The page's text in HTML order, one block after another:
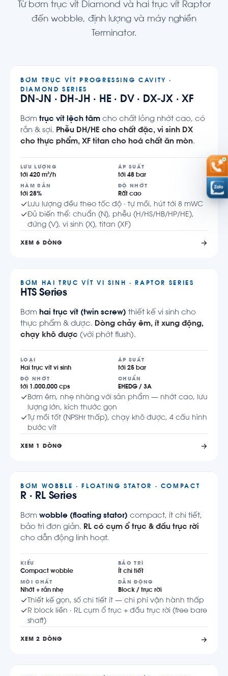
Từ bơm trục vít Diamond và hai trục vít Raptor
đến wobble, định lượng và máy nghiền
Terminator.
BƠM TRỤC VÍT PROGRESSING CAVITY ·
DIAMOND SERIES
DN-JN · DH-JH · HE · DV · DX-JX · XF
Bơm trục vít lệch tâm cho chất lỏng nhớt cao, có
rắn & sợi. Phễu DH/HE cho chất đặc, vi sinh DX
cho thực phẩm, XF titan cho hoá chất ăn mòn.
LƯU LƯỢNG
tới 420 m³/h
ÁP SUẤT
tới 48 bar
HÀM RẮN
tới 28%
ĐỘ NHỚT
Rất cao
Lưu lượng đều theo tốc độ · tự mồi, hút tới 8 mWC
Đủ biến thể: chuẩn (N), phễu (H/HS/HB/HP/HE),
đứng (V), vi sinh (X), titan (XF)
XEM 6 DÒNG
BƠM HAI TRỤC VÍT VI SINH · RAPTOR SERIES
HTS Series
Bơm hai trục vít (twin screw) thiết kế vi sinh cho
thực phẩm & dược. Dòng chảy êm, ít xung động,
chạy khô được (với phớt flush).
LOẠI
Hai trục vít vi sinh
ÁP SUẤT
tới 25 bar
ĐỘ NHỚT
tới 1.000.000 cps
CHUẨN
EHEDG / 3A
Bơm êm, nhẹ nhàng với sản phẩm — nhớt cao, lưu
lượng lớn, kích thước gọn
Tự mồi tốt (NPSHr thấp), chạy khô được, 4 cấu hình
bước vít
XEM 1 DÒNG
BƠM WOBBLE · FLOATING STATOR · COMPACT
R · RL Series
Bơm wobble (floating stator) compact, ít chi tiết,
bảo trì đơn giản. RL có cụm ổ trục & đầu trục rời
cho dẫn động linh hoạt.
KIỂU
Compact wobble
BẢO TRÌ
Ít chi tiết
MÔI CHẤT
Nhớt + rắn nhẹ
DẪN ĐỘNG
Block / trục rời
Thiết kế gọn, số chi tiết ít — chi phí vận hành thấp
R block liền · RL cụm ổ trục + đầu trục rời (free bare
shaft)
XEM 2 DÒNG